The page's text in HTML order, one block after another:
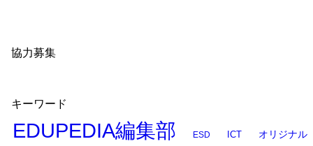
協力募集
キーワード
EDUPEDIA編集部 ESD ICT
オリジナル